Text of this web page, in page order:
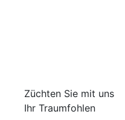
Züchten Sie mit uns
Ihr Traumfohlen